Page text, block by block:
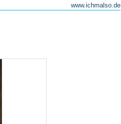
www.ichmalso.de